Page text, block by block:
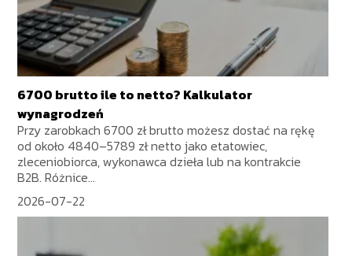
6700 brutto ile to netto? Kalkulator
wynagrodzeń
Przy zarobkach 6700 zł brutto możesz dostać na rękę
od około 4840–5789 zł netto jako etatowiec,
zleceniobiorca, wykonawca dzieła lub na kontrakcie
B2B. Różnice...
2026-07-22